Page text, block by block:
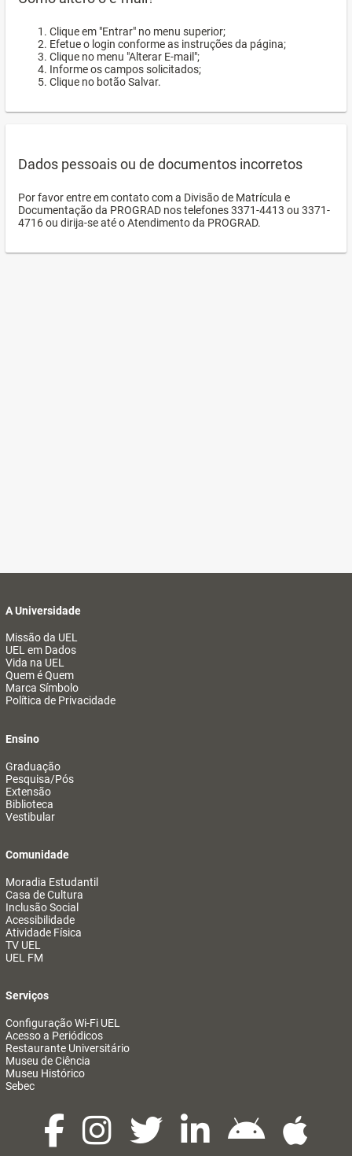
Clique em "Entrar" no menu superior;
Efetue o login conforme as instruções da página;
Clique no menu "Alterar E-mail";
Informe os campos solicitados;
Clique no botão Salvar.
Dados pessoais ou de documentos incorretos
Por favor entre em contato com a Divisão de Matrícula e
Documentação da PROGRAD nos telefones 3371-4413 ou 3371-
4716 ou dirija-se até o Atendimento da PROGRAD.
A Universidade
Missão da UEL
UEL em Dados
Vida na UEL
Quem é Quem
Marca Símbolo
Política de Privacidade
Ensino
Graduação
Pesquisa/Pós
Extensão
Biblioteca
Vestibular
Comunidade
Moradia Estudantil
Casa de Cultura
Inclusão Social
Acessibilidade
Atividade Física
TV UEL
UEL FM
Serviços
Configuração Wi-Fi UEL
Acesso a Periódicos
Restaurante Universitário
Museu de Ciência
Museu Histórico
Sebec